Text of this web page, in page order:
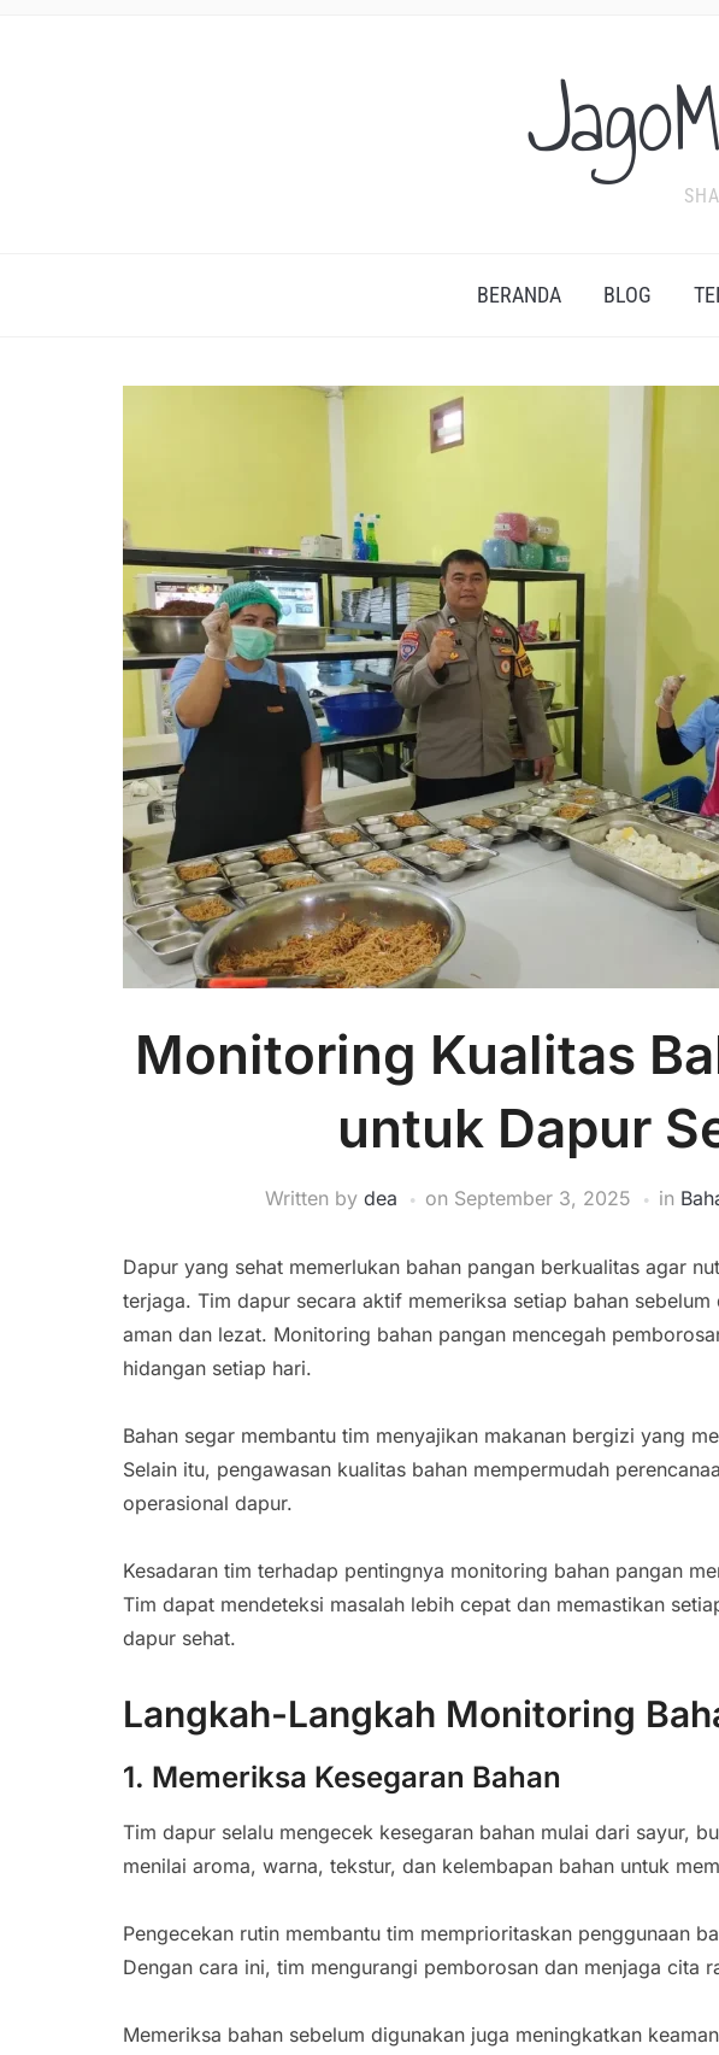
BERANDA BLOG
Monitoring Kualitas
untuk Dapur
Written by dea on September 3, 2025 in
Dapur yang sehat memerlukan bahan pangan berkualitas agar
terjaga. Tim dapur secara aktif memeriksa setiap bahan
aman dan lezat. Monitoring bahan pangan mencegah
hidangan setiap hari.
Bahan segar membantu tim menyajikan makanan bergizi yang
Selain itu, pengawasan kualitas bahan mempermudah
operasional dapur.
Kesadaran tim terhadap pentingnya monitoring bahan pangan
Tim dapat mendeteksi masalah lebih cepat dan memastikan
dapur sehat.
Langkah-Langkah Monitoring
1. Memeriksa Kesegaran Bahan
Tim dapur selalu mengecek kesegaran bahan mulai dari sayur,
menilai aroma, warna, tekstur, dan kelembapan bahan untuk
Pengecekan rutin membantu tim memprioritaskan penggunaan
Dengan cara ini, tim mengurangi pemborosan dan menjaga cita
Memeriksa bahan sebelum digunakan juga meningkatkan